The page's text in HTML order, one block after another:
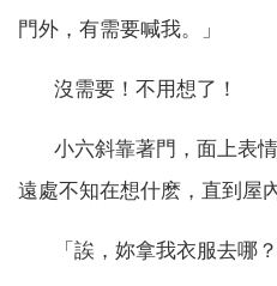
門外，有需要喊我。」
沒需要！不用想了！
小六斜靠著門，面上表情
遠處不知在想什麽，直到屋
「誒，妳拿我衣服去哪？